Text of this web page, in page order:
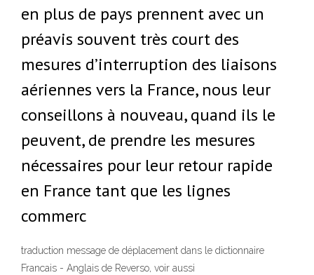
en plus de pays prennent avec un
préavis souvent très court des
mesures d’interruption des liaisons
aériennes vers la France, nous leur
conseillons à nouveau, quand ils le
peuvent, de prendre les mesures
nécessaires pour leur retour rapide
en France tant que les lignes
commerc
traduction message de déplacement dans le dictionnaire
Francais - Anglais de Reverso, voir aussi